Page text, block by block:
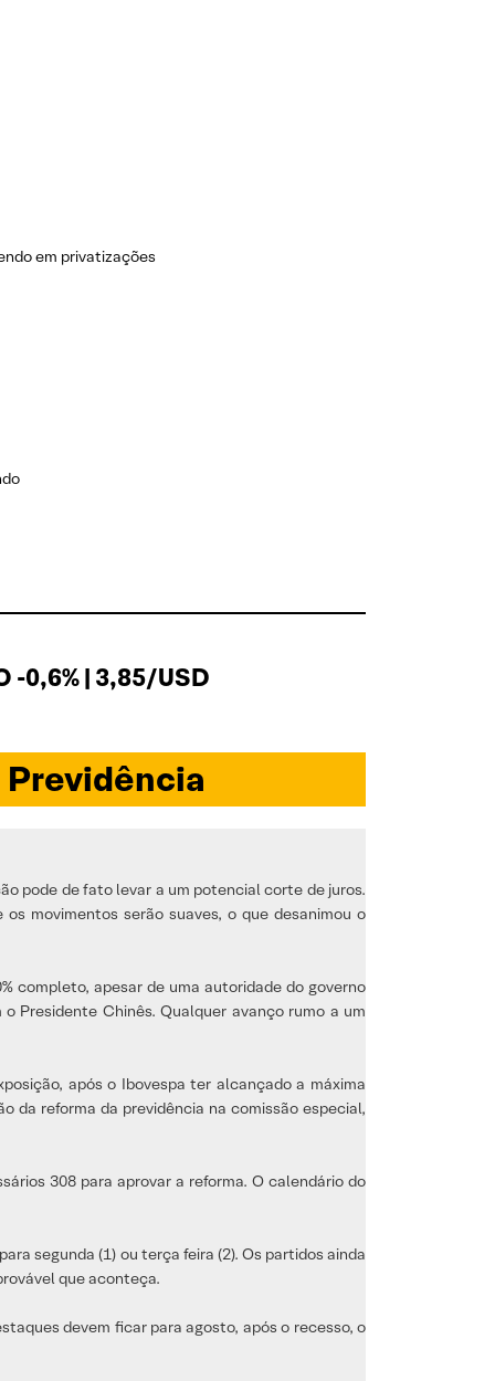
em privatizações
-0,6% | 3,85/USD
pode de fato levar a um potencial corte de juros.
movimentos serão suaves, o que desanimou o
completo, apesar de uma autoridade do governo
Presidente Chinês. Qualquer avanço rumo a um
após o Ibovespa ter alcançado a máxima
da reforma da previdência na comissão especial,
308 para aprovar a reforma. O calendário do
segunda (1) ou terça feira (2). Os partidos ainda
que aconteça.
devem ficar para agosto, após o recesso, o